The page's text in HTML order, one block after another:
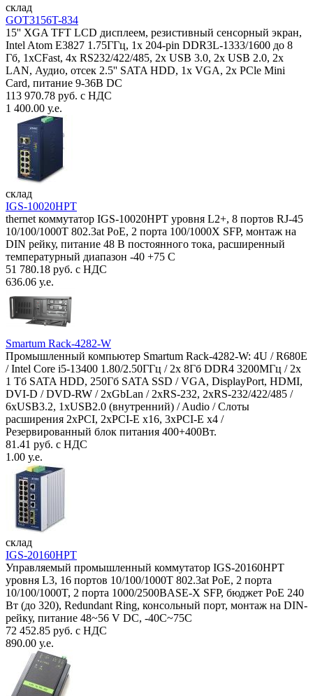
склад
GOT3156T-834
15'' XGA TFT LCD дисплеем, резистивный сенсорный экран,
Intel Atom E3827 1.75ГГц, 1x 204-pin DDR3L-1333/1600 до 8
Гб, 1xCFast, 4x RS232/422/485, 2x USB 3.0, 2x USB 2.0, 2x
LAN, Аудио, отсек 2.5'' SATA HDD, 1x VGA, 2x PCle Mini
Card, питание 9-36В DC
113 970.78 руб. с НДС
1 400.00 у.е.
склад
IGS-10020HPT
thernet коммутатор IGS-10020HPT уровня L2+, 8 портов RJ-45
10/100/1000T 802.3at PoE, 2 порта 100/1000X SFP, монтаж на
DIN рейку, питание 48 В постоянного тока, расширенный
температурный диапазон -40 +75 С
51 780.18 руб. с НДС
636.06 у.е.
Smartum Rack-4282-W
Промышленный компьютер Smartum Rack-4282-W: 4U / R680E
/ Intel Core i5-13400 1.80/2.50ГГц / 2x 8Гб DDR4 3200МГц / 2x
1 Тб SATA HDD, 250Гб SATA SSD / VGA, DisplayPort, HDMI,
DVI-D / DVD-RW / 2xGbLan / 2xRS-232, 2xRS-232/422/485 /
6xUSB3.2, 1xUSB2.0 (внутренний) / Audio / Слоты
расширения 2xPCI, 2xPCI-E x16, 3xPCI-E x4 /
Резервированный блок питания 400+400Вт.
81.41 руб. с НДС
1.00 у.е.
склад
IGS-20160HPT
Управляемый промышленный коммутатор IGS-20160HPT
уровня L3, 16 портов 10/100/1000T 802.3at PoE, 2 порта
10/100/1000T, 2 порта 1000/2500BASE-X SFP, бюджет PoE 240
Вт (до 320), Redundant Ring, консольный порт, монтаж на DIN-
рейку, питание 48~56 V DC, -40С~75C
72 452.85 руб. с НДС
890.00 у.е.